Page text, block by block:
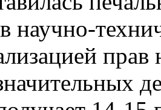
научно-